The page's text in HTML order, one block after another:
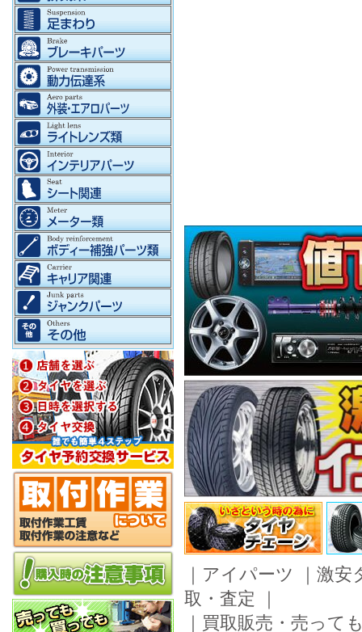
｜ アイパーツ ｜ 激安
取・査定 ｜
｜ 買取販売・売って